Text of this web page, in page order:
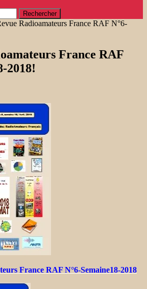
Radioamateurs France RAF N°6-
France RAF
2018!
France RAF N°6-Semaine18-2018